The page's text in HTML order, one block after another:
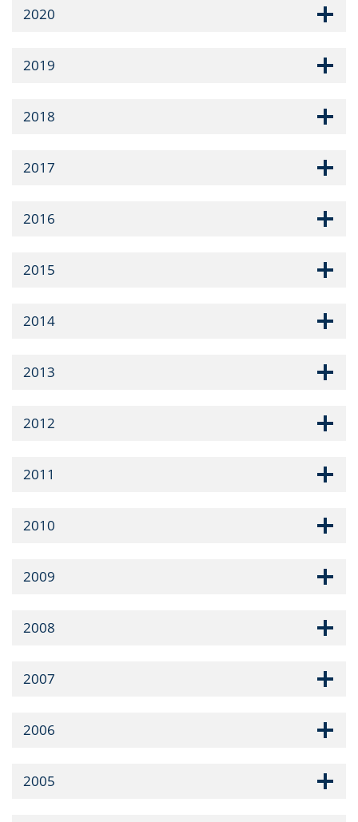
2020
2019
2018
2017
2016
2015
2014
2013
2012
2011
2010
2009
2008
2007
2006
2005